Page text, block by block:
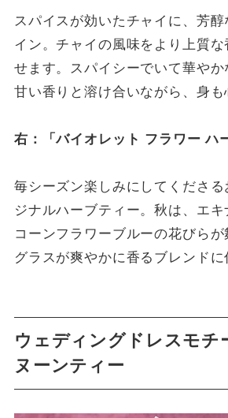
スパイスが効いたチャイに、芳
イン。チャイの風味をより上質
せます。スパイシーでいて華や
甘い香りと溶け合いながら、身も
右：「バイオレット フラワー ハ
毎シーズン楽しみにしてくださる
ジナルハーブティー。秋は、エ
コーンフラワーブルーの花びら
グラスが爽やかに香るブレンドに
ウェディングドレスモチ
ヌーンティー